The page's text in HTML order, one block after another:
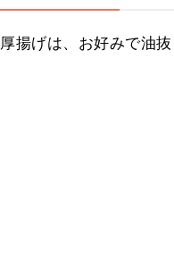
厚揚げは、お好みで油